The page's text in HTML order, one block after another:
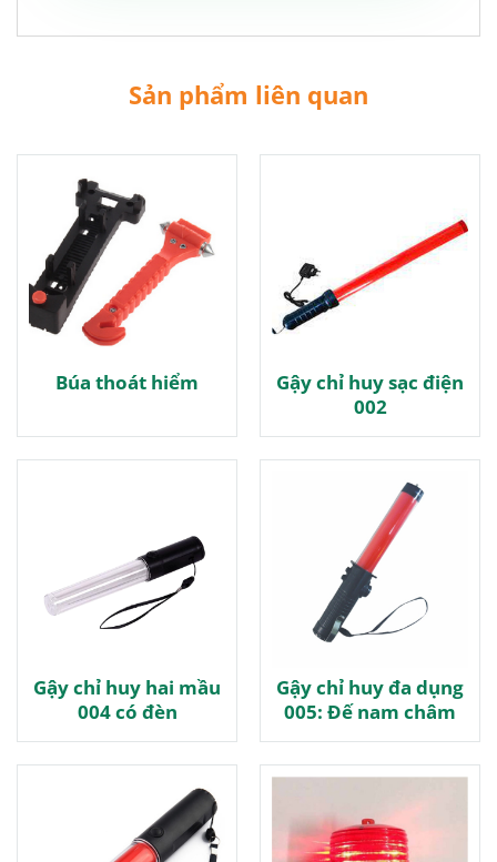
Sản phẩm liên quan
Búa thoát hiểm
Gậy chỉ huy sạc điện
002
Gậy chỉ huy hai mầu
004 có đèn
Gậy chỉ huy đa dụng
005: Đế nam châm